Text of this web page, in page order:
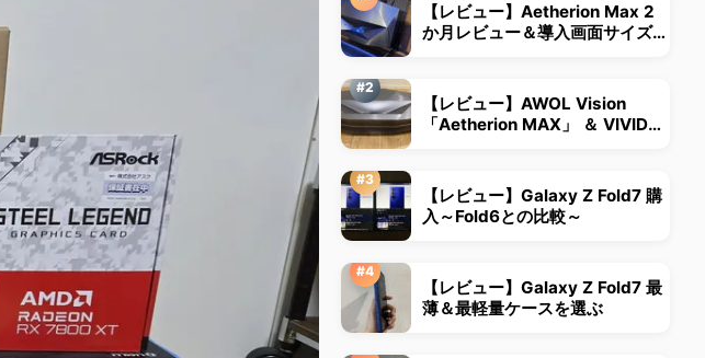
【レビュー】Aetherion Max 2
か月レビュー＆導入画面サイズは
【レビュー】AWOL Vision
「Aetherion MAX」 ＆ VIVID
【レビュー】Galaxy Z Fold7 購
入～Fold6との比較～
【レビュー】Galaxy Z Fold7 最
薄＆最軽量ケースを選ぶ